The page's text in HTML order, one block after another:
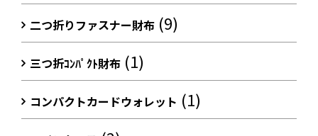
二つ折りファスナー財布 (9)
三つ折ｺﾝﾊﾟｸﾄ財布 (1)
コンパクトカードウォレット (1)